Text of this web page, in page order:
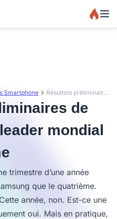
Smartphone Résultats préliminaires de Samsung : le leader mondial en petite forme
de
mondial
trimestre d’une année
que le quatrième.
année, non. Est-ce une
oui. Mais en pratique,